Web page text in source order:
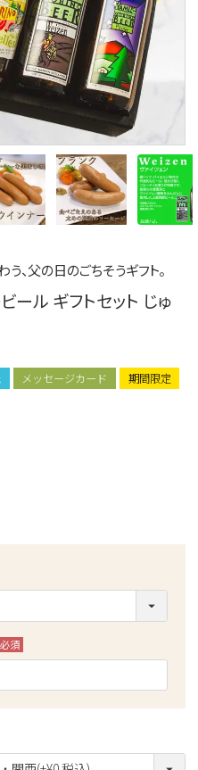
、父の日のごちそうギフト。
ール ギフトセット じゅ
メッセージカード
期間限定